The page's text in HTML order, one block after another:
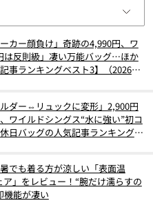
カー顔負け」奇跡の4,990円、ワ
は反則級」凄い万能バッグ…ほか
事ランキングベスト3】（2026年
ダー⇔リュックに変形」2,900円
ワイルドシングス“水に強い”初コ
日バッグの人気記事ランキングベ
でも着る方が涼しい「表面温
」をレビュー！“腕だけ濡らすの
機能が凄い